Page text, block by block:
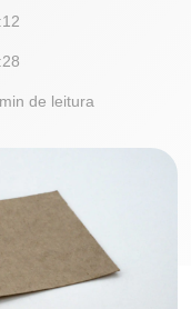
de leitura